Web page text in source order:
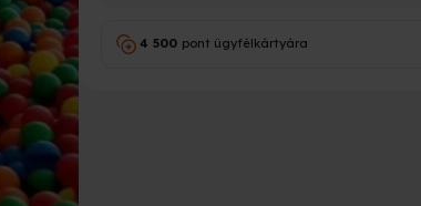
4 500 pont ügyfélkártyára